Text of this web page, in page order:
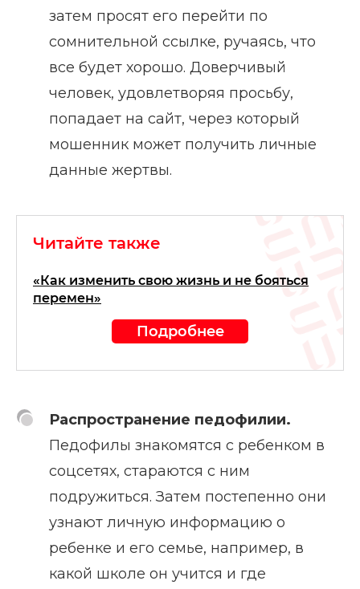
затем просят его перейти по
сомнительной ссылке, ручаясь, что
все будет хорошо. Доверчивый
человек, удовлетворяя просьбу,
попадает на сайт, через который
мошенник может получить личные
данные жертвы.
Читайте также
«Как изменить свою жизнь и не бояться
перемен»
Подробнее
Распространение педофилии.
Педофилы знакомятся с ребенком в
соцсетях, стараются с ним
подружиться. Затем постепенно они
узнают личную информацию о
ребенке и его семье, например, в
какой школе он учится и где